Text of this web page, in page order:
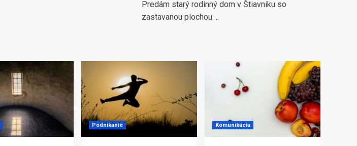
Predám starý rodinný dom v Štiavniku so
zastavanou plochou ...
Podnikanie Komunikácia